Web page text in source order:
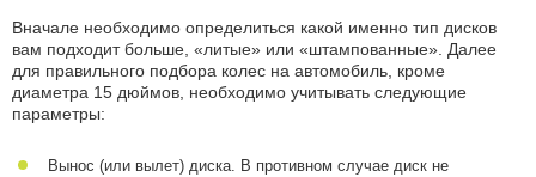
Вначале необходимо определиться какой именно тип дисков
вам подходит больше, «литые» или «штампованные». Далее
для правильного подбора колес на автомобиль, кроме
диаметра 15 дюймов, необходимо учитывать следующие
параметры:
Вынос (или вылет) диска. В противном случае диск не